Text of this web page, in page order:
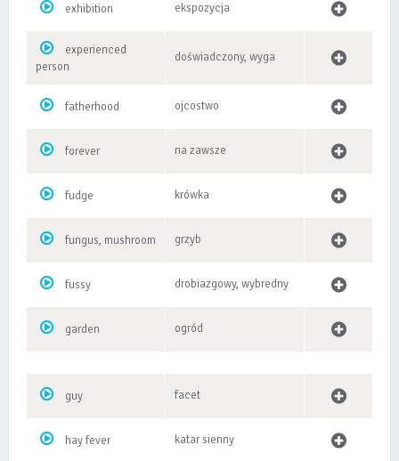
exhibition ekspozycja
experienced
person
doświadczony, wyga
fatherhood ojcostwo
forever na zawsze
fudge krówka
fungus, mushroom grzyb
fussy drobiazgowy, wybredny
garden ogród
guy facet
hay fever katar sienny